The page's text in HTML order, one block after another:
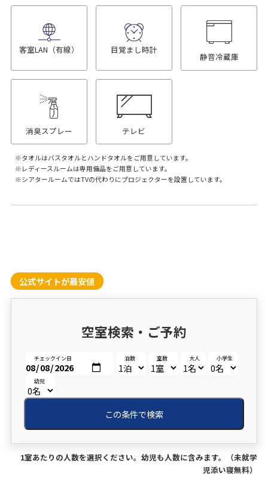
客室LAN（有線） 目覚まし時計
静音冷蔵庫
消臭スプレー テレビ
タオルはバスタオルとハンドタオルをご用意しています。
レディースルームは専用備品をご用意しています。
シアタールームではTVの代わりにプロジェクターを設置しています。
公式サイトが最安値
空室検索・ご予約
チェックイン日 泊数 室数 大人 小学生
幼児
この条件で検索
1室あたりの人数を選択ください。幼児も人数に含みます。（未就学
児添い寝無料）